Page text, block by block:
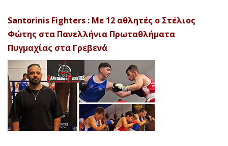
Santorinis Fighters : Με 12 αθλητές ο Στέλιος
Φώτης στα Πανελλήνια Πρωταθλήματα
Πυγμαχίας στα Γρεβενά